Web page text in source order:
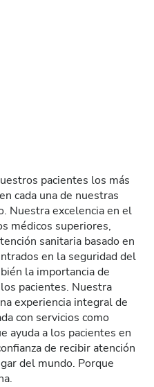
pacientes los más
cada una de nuestras
Nuestra excelencia en el
médicos superiores,
sanitaria basado en
en la seguridad del
la importancia de
pacientes. Nuestra
experiencia integral de
con servicios como
ayuda a los pacientes en
de recibir atención
del mundo. Porque